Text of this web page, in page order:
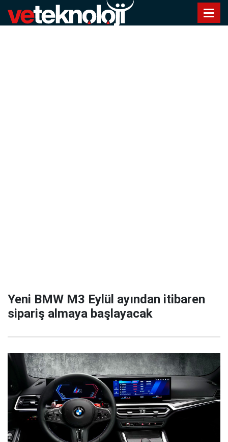
Yeni BMW M3 Eylül ayından itibaren
sipariş almaya başlayacak